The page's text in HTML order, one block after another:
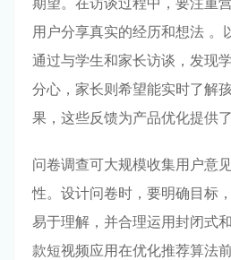
用户分享真实的经历和想法 。
通过与学生和家长访谈，发现
分心，家长则希望能实时了解
果，这些反馈为产品优化提供了
问卷调查可大规模收集用户意
性。设计问卷时，要明确目标
易于理解，并合理运用封闭式
款短视频应用在优化推荐算法